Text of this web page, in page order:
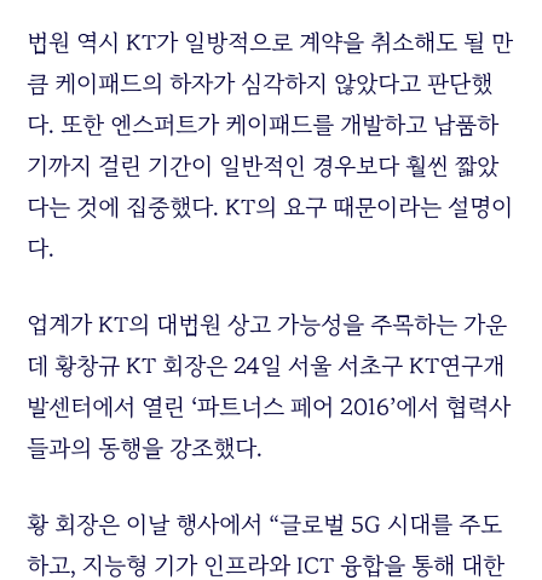
법원 역시KT가 일방적으로 계약을 취소해도 될 만
큼 케이패드의 하자가 심각하지 않았다고 판단했
다.또한 엔스퍼트가 케이패드를 개발하고 납품하
기까지 걸린 기간이 일반적인 경우보다 훨씬 짧았
다는 것에 집중했다. KT의 요구 때문이라는 설명이
다.
업계가KT의 대법원 상고 가능성을 주목하는 가운
데 황창규KT 회장은24일 서울 서초구KT연구개
발센터에서 열린 ‘파트너스 페어2016’에서 협력사
들과의 동행을 강조했다.
황 회장은 이날 행사에서 “글로벌5G 시대를 주도
하고,지능형 기가 인프라와ICT융합을 통해 대한